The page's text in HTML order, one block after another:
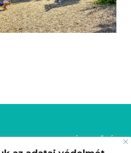
ELÉRHETŐSÉGEK